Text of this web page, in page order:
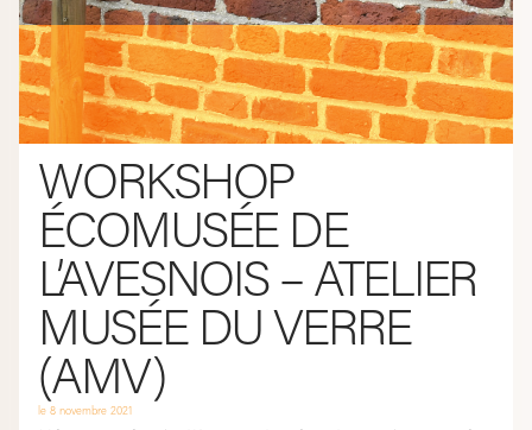
WORKSHOP
ÉCOMUSÉE DE
L’AVESNOIS – ATELIER
MUSÉE DU VERRE
(AMV)
le 8 novembre 2021